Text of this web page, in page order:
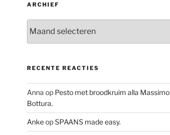
ARCHIEF
RECENTE REACTIES
Anna op Pesto met broodkruim alla Massimo
Bottura.
AnkeopSPAANS made easy.